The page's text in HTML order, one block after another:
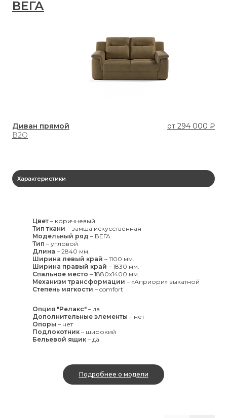
ВЕГА
Диван прямой от 294 000 ₽
В2О
Характеристики
Цвет – коричневый
Тип ткани – замша искусственная
Модельный ряд – ВЕГА
Тип – угловой
Длина – 2840 мм.
Ширина левый край – 1100 мм.
Ширина правый край – 1830 мм.
Спальное место – 1880x1400 мм.
Механизм трансформации – «Априори» выкатной
Степень мягкости – comfort
Опция "Релакс" – да
Дополнительные элементы – нет
Опоры – нет
Подлокотник – широкий
Бельевой ящик – да
Подробнее о модели